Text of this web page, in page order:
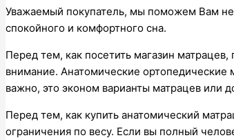
Уважаемый покупатель, мы поможем Вам
спокойного и комфортного сна.
Перед тем, как посетить магазин
внимание. Анатомические
важно, это эконом варианты матрацев или
Перед тем, как купить анатомический
ограничения по весу. Если вы полный